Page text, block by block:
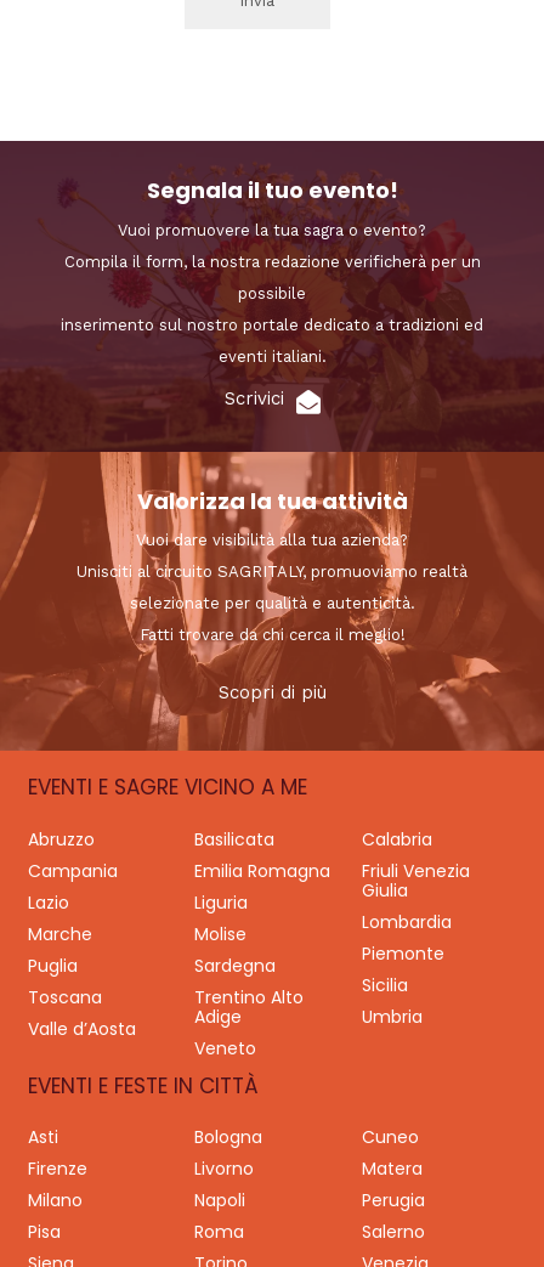
Segnala il tuo evento!
Vuoi promuovere la tua sagra o evento?
Compila il form, la nostra redazione verificherà per un
possibile
inserimento sul nostro portale dedicato a tradizioni ed
eventi italiani.
Scrivici
Valorizza la tua attività
Vuoi dare visibilità alla tua azienda?
Unisciti al circuito SAGRITALY, promuoviamo realtà
selezionate per qualità e autenticità.
Fatti trovare da chi cerca il meglio!
Scopri di più
EVENTI E SAGRE VICINO A ME
Abruzzo Basilicata
Calabria
Campania
Emilia Romagna
Friuli Venezia
Giulia
Lazio
Liguria
Lombardia
Marche
Molise
Piemonte
Puglia
Sardegna
Sicilia
Toscana
Trentino Alto
Adige
Umbria
Valle d’Aosta
Veneto
EVENTI E FESTE IN CITTÀ
Asti Bologna
Cuneo
Firenze
Livorno
Matera
Milano
Napoli
Perugia
Pisa
Roma
Salerno